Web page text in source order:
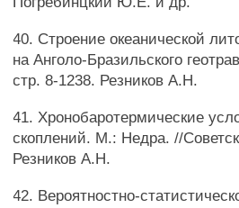
40. Строение океанической
на Анголо-Бразильского
стр. 8-1238. Резников А.Н.
41. Хронобаротермические
скоплений. М.: Недра. //
Резников А.Н.
42. Вероятностно-